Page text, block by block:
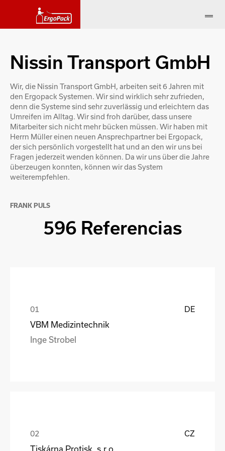
Nissin Transport GmbH
Wir, die Nissin Transport GmbH, arbeiten seit 6 Jahren mit
den Ergopack Systemen. Wir sind wirklich sehr zufrieden,
denn die Systeme sind sehr zuverlässig und erleichtern das
Umreifen im Alltag. Wir sind froh darüber, dass unsere
Mitarbeiter sich nicht mehr bücken müssen. Wir haben mit
Herrn Müller einen neuen Ansprechpartner bei Ergopack,
der sich persönlich vorgestellt hat und an den wir uns bei
Fragen jederzeit wenden können. Da wir uns über die Jahre
überzeugen konnten, können wir das System
weiterempfehlen.
FRANK PULS
596 Referencias
DE
VBM Medizintechnik
Inge Strobel
CZ
Tiskárna Protisk, s.r.o.